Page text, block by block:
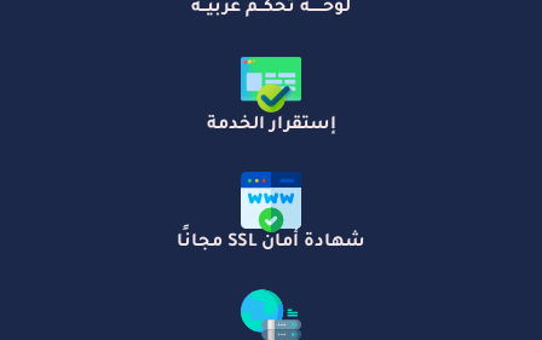
لوحـــــة تحكــم عربيــة
إستقرار الخدمة
شهادة أمان SSL مجانًا